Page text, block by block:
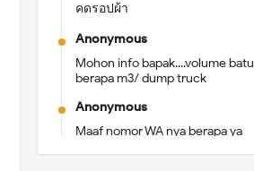
คดรอปผ้า
Anonymous
Mohon info bapak....volume batu
berapa m3/ dump truck
Anonymous
Maaf nomor WA nya berapa ya